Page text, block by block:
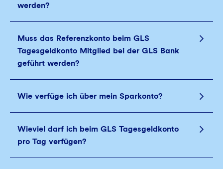
werden?
Muss das Referenzkonto beim GLS
Tagesgeldkonto Mitglied bei der GLS Bank
geführt werden?
Wie verfüge ich über mein Sparkonto?
Wieviel darf ich beim GLS Tagesgeldkonto
pro Tag verfügen?